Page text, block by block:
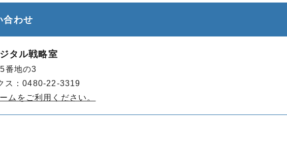
合わせ
タル戦略室
番地の3
：0480-22-3319
ムをご利用ください。